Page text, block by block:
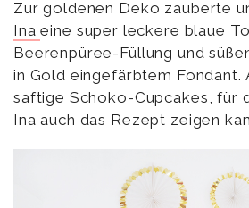
Zur goldenen Deko zauberte
Inaeine super leckere blaue
Beerenpüree-Füllung und
in Gold eingefärbtem Fondant.
saftige Schoko-Cupcakes, für
Ina auch das Rezept zeigen